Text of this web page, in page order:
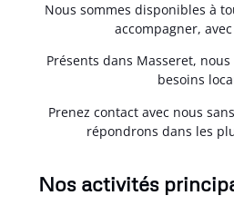
Nous sommes disponibles à
accompagner,
Présents dans Masseret,
besoins
Prenez contact avec nous
répondrons dans les
Nos activités